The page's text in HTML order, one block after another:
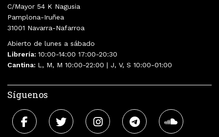
C/Mayor 54 K Nagusia
Pamplona-Iruñea
31001 Navarra-Nafarroa
Abierto de lunes a sábado
Librería: 10:00-14:00 17:00-20:30
Cantina: L, M, M 10:00-22:00 | J, V, S 10:00-01:00
Síguenos